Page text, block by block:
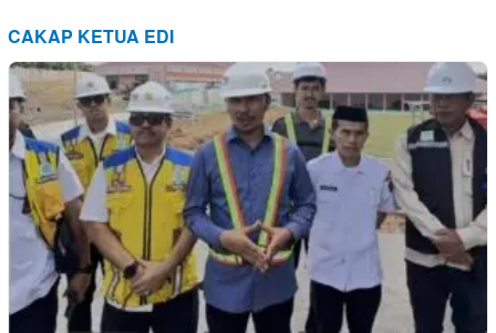
CAKAP KETUA EDI